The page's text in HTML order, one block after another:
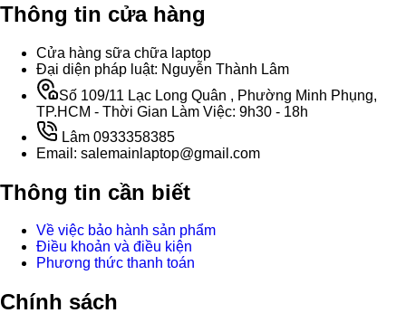
Thông tin cửa hàng
Cửa hàng sữa chữa laptop
Đại diện pháp luật: Nguyễn Thành Lâm
Số 109/11 Lạc Long Quân , Phường Minh Phụng,
TP.HCM - Thời Gian Làm Việc: 9h30 - 18h
Lâm 0933358385
Email: salemainlaptop@gmail.com
Thông tin cần biết
Về việc bảo hành sản phẩm
Điều khoản và điều kiện
Phương thức thanh toán
Chính sách